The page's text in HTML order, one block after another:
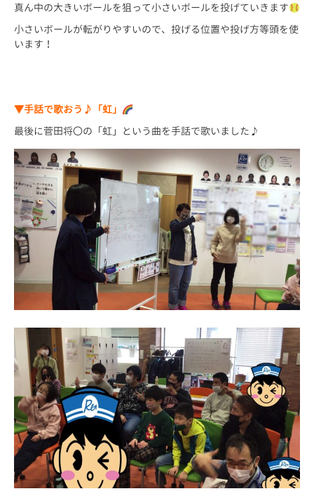
真ん中の大きいボールを狙って小さいボールを投げていきます
小さいボールが転がりやすいので、投げる位置や投げ方等頭を使
います！
▼手話で歌おう♪「虹」
最後に菅田将〇の「虹」という曲を手話で歌いました♪